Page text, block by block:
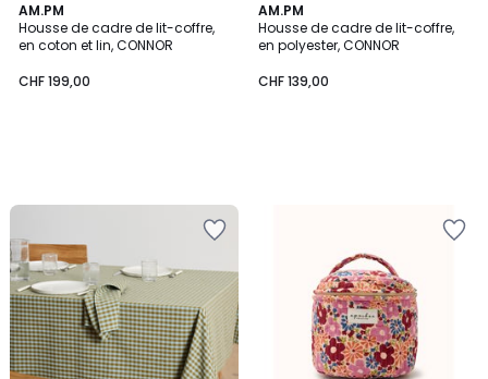
AM.PM
Housse de cadre de lit-coffre,
en coton et lin, CONNOR
CHF 199,00
AM.PM
Housse de cadre de lit-coffre,
en polyester, CONNOR
CHF 139,00